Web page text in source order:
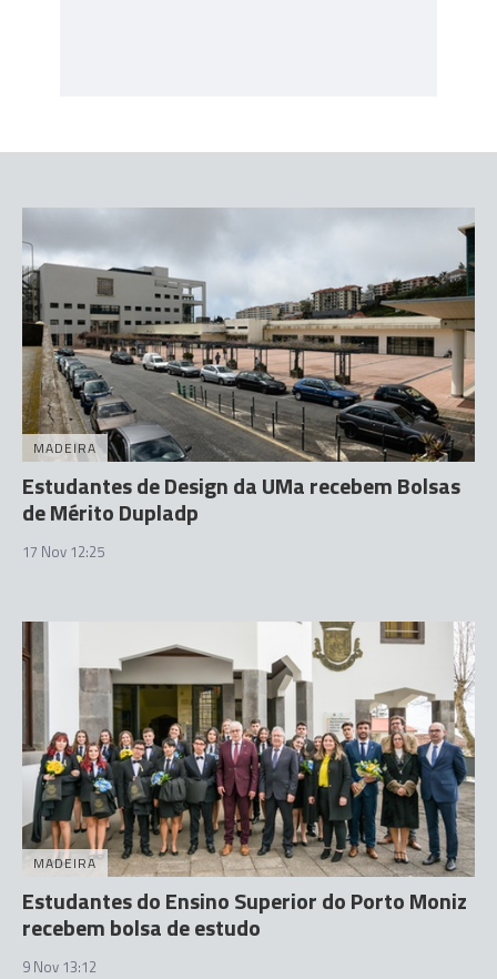
MADEIRA
Estudantes de Design da UMa recebem Bolsas
de Mérito Dupladp
17 Nov 12:25
MADEIRA
Estudantes do Ensino Superior do Porto Moniz
recebem bolsa de estudo
9 Nov 13:12